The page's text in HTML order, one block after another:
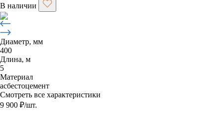
В наличии
Диаметр, мм
400
Длина, м
5
Материал
асбестоцемент
Смотреть все характеристики
9 900 ₽/шт.